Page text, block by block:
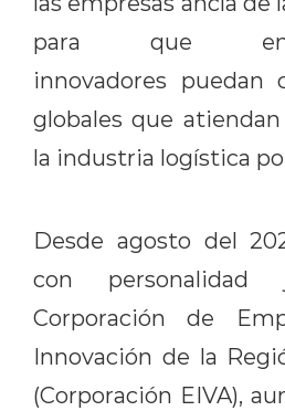
para que
innovadores puedan
globales que
la industria logística
Desde agosto del
con personalidad
Corporación de
Innovación de la
(Corporación EIVA),